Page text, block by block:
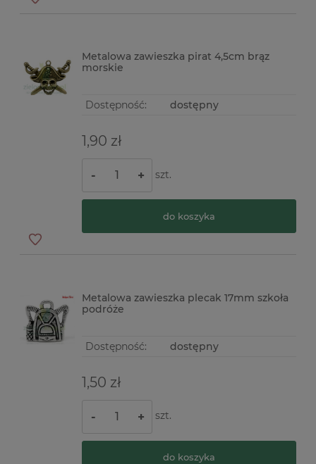
Metalowa zawieszka pirat 4,5cm brąz
morskie
Dostępność: dostępny
1,90 zł
- + szt.
do koszyka
Metalowa zawieszka plecak 17mm szkoła
podróże
Dostępność: dostępny
1,50 zł
- + szt.
do koszyka